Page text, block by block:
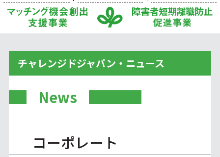
チャレンジドジャパン・ニュース
News
コーポレート